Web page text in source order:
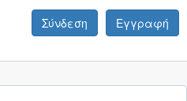
Σύνδεση Εγγραφή